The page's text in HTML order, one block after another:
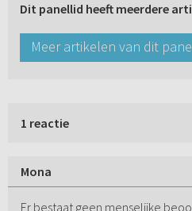
Dit panellid heeft meerdere
Meer artikelen van dit
1 reactie
Mona
Er bestaat geen menselijke